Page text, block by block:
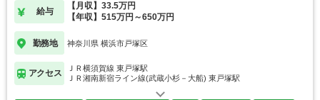
給与
【月収】33.5万円
【年収】515万円～650万円
勤務地 神奈川県 横浜市戸塚区
アクセス
ＪＲ横須賀線 東戸塚駅
ＪＲ湘南新宿ライン線(武蔵小杉－大船) 東戸塚駅